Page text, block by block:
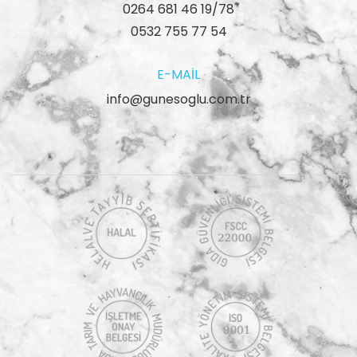
0264 681 46 19/78
0532 755 77 54
E-MAIL
info@gunesoglu.com.tr